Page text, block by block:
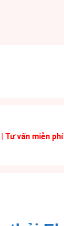
| Tư vấn miễn